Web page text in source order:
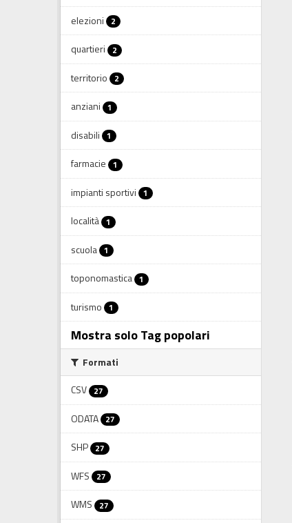
elezioni 2
quartieri 2
territorio 2
anziani 1
disabili 1
farmacie 1
impianti sportivi 1
località 1
scuola 1
toponomastica 1
turismo 1
Mostra solo Tag popolari
Formati
CSV 27
ODATA 27
SHP 27
WFS 27
WMS 27